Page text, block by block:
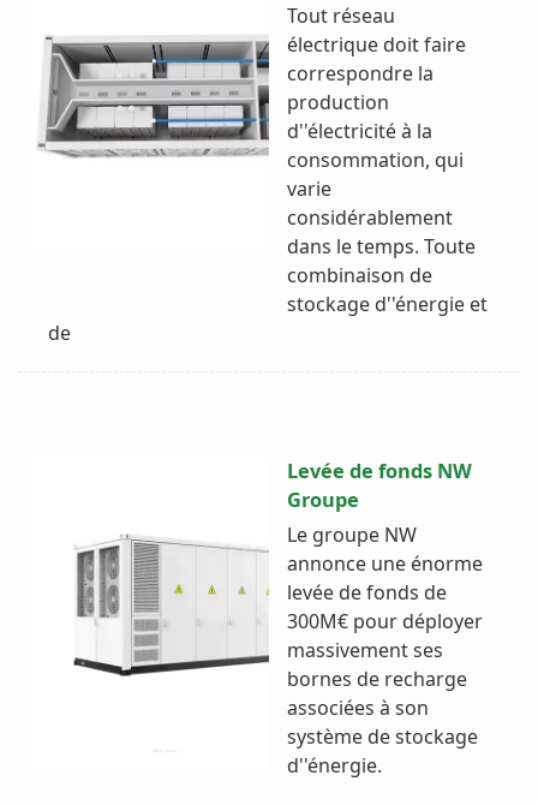
Tout réseau
électrique doit faire
correspondre la
production
d''électricité à la
consommation, qui
varie
considérablement
dans le temps. Toute
combinaison de
stockage d''énergie et
de
Levée de fonds NW
Groupe
Le groupe NW
annonce une énorme
levée de fonds de
300M€ pour déployer
massivement ses
bornes de recharge
associées à son
système de stockage
d''énergie.